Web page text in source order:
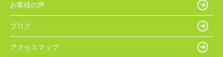
お客様の声
ブログ
アクセスマップ